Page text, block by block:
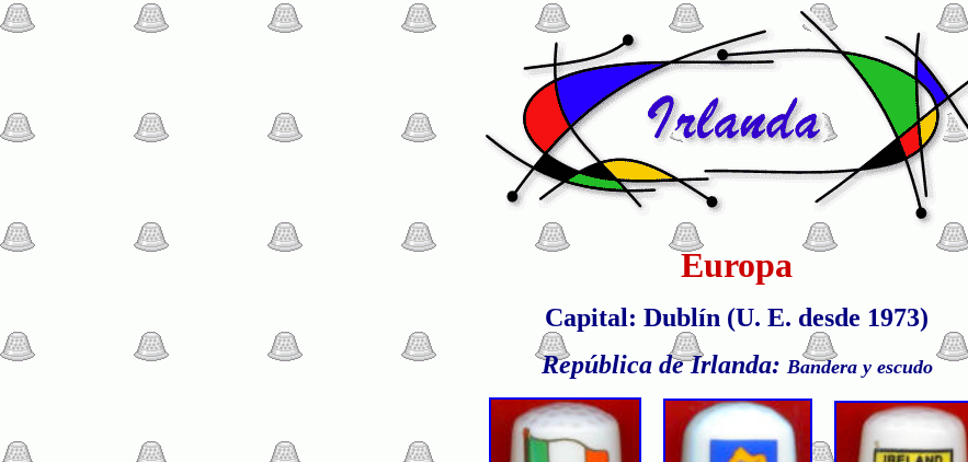
Europa
Capital: Dublín (U. E. desde 1973)
República de Irlanda: Bandera y escudo